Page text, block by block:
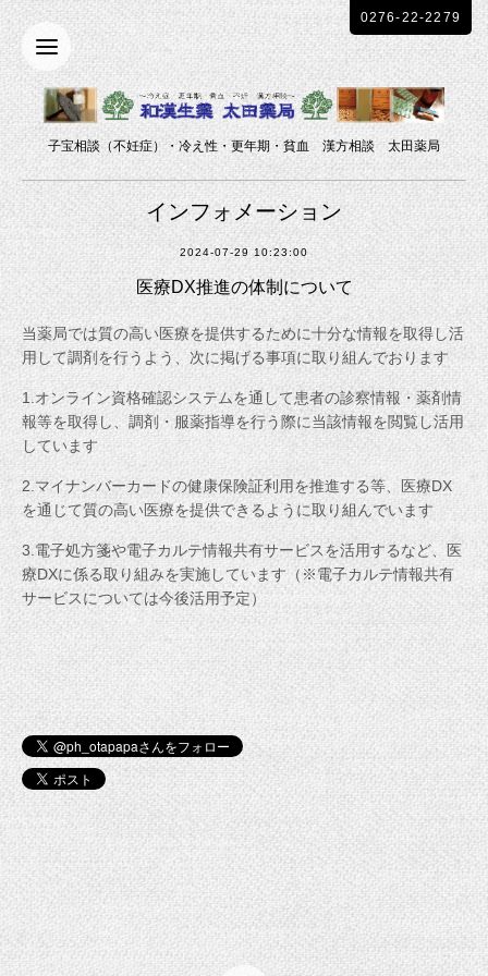
子宝相談（不妊症）・冷え性・更年期・貧血 漢方相談 太田薬局
0276-22-2279
インフォメーション
2024-07-29 10:23:00
医療DX推進の体制について
当薬局では質の高い医療を提供するために十分な情報を取得し活
用して調剤を行うよう、次に掲げる事項に取り組んでおります
1.オンライン資格確認システムを通して患者の診察情報・薬剤情
報等を取得し、調剤・服薬指導を行う際に当該情報を閲覧し活用
しています
2.マイナンバーカードの健康保険証利用を推進する等、医療DX
を通じて質の高い医療を提供できるように取り組んでいます
3.電子処方箋や電子カルテ情報共有サービスを活用するなど、医
療DXに係る取り組みを実施しています（※電子カルテ情報共有
サービスについては今後活用予定）